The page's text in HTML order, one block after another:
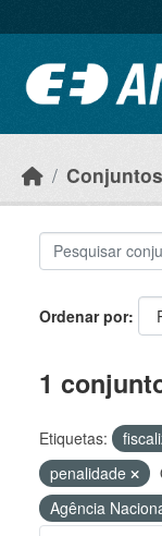
Ordenar por
1
Etiquetas:
penalidade
Agência